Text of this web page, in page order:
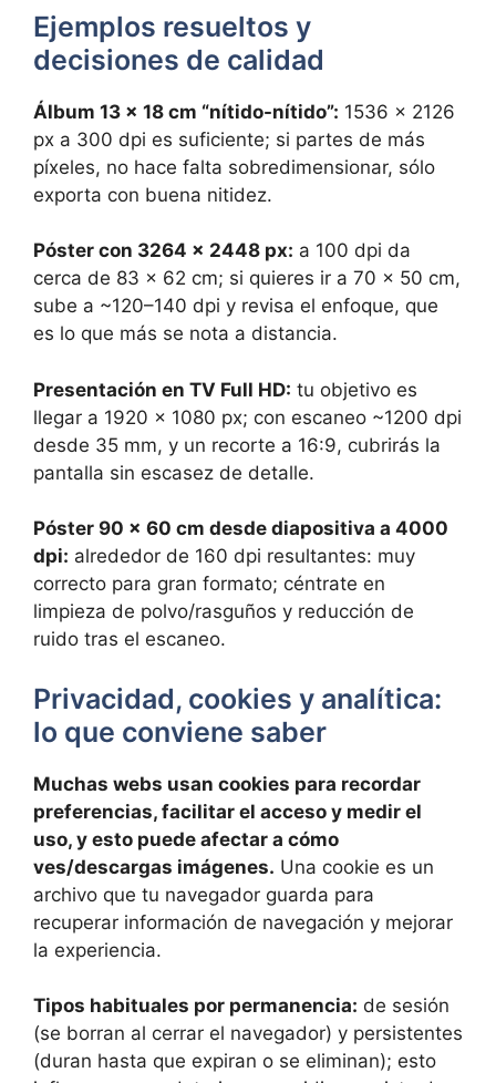
Ejemplos resueltos y
decisiones de calidad
Álbum 13 x 18 cm “nítido-nítido”: 1536 x 2126
px a 300 dpi es suficiente; si partes de más
píxeles, no hace falta sobredimensionar, sólo
exporta con buena nitidez.
Póster con 3264 x 2448 px: a 100 dpi da
cerca de 83 x 62 cm; si quieres ir a 70 x 50 cm,
sube a ~120–140 dpi y revisa el enfoque, que
es lo que más se nota a distancia.
Presentación en TV Full HD: tu objetivo es
llegar a 1920 x 1080 px; con escaneo ~1200 dpi
desde 35 mm, y un recorte a 16:9, cubrirás la
pantalla sin escasez de detalle.
Póster 90 x 60 cm desde diapositiva a 4000
dpi: alrededor de 160 dpi resultantes: muy
correcto para gran formato; céntrate en
limpieza de polvo/rasguños y reducción de
ruido tras el escaneo.
Privacidad, cookies y analítica:
lo que conviene saber
Muchas webs usan cookies para recordar
preferencias, facilitar el acceso y medir el
uso, y esto puede afectar a cómo
ves/descargas imágenes. Una cookie es un
archivo que tu navegador guarda para
recuperar información de navegación y mejorar
la experiencia.
Tipos habituales por permanencia: de sesión
(se borran al cerrar el navegador) y persistentes
(duran hasta que expiran o se eliminan); esto